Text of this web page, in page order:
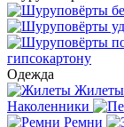
гипсокартону
Одежда
Жилеты
Наколенники
Ремни